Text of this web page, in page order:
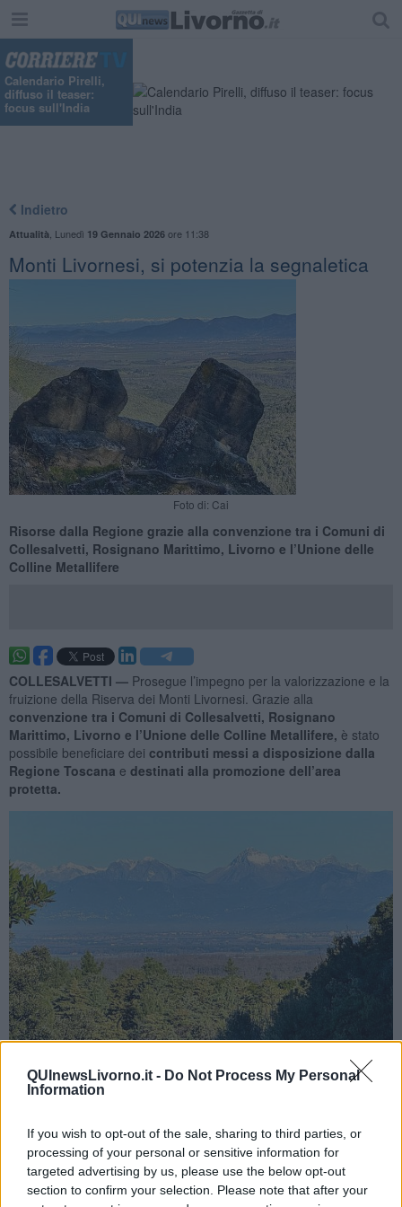
QUInewsLivorno.it - Do Not Process My Personal
Information
If you wish to opt-out of the sale, sharing to third parties, or
processing of your personal or sensitive information for
targeted advertising by us, please use the below opt-out
section to confirm your selection. Please note that after your
Calendario Pirelli,
diffuso il teaser:
focus sull'India
Indietro
Attualità Lunedì 19 Gennaio 2026ore 11:38
Monti Livornesi, si potenzia la segnaletica
Foto di: Cai
Risorse dalla Regione grazie alla convenzione tra i Comuni di
Collesalvetti, Rosignano Marittimo, Livorno e l’Unione delle
Colline Metallifere
COLLESALVETTI — Prosegue l’impegno per la valorizzazione e la
fruizione della Riserva dei Monti Livornesi. Grazie alla
convenzione tra i Comuni di Collesalvetti, Rosignano
Marittimo, Livorno e l’Unione delle Colline Metallifere, è stato
possibile beneficiare dei contributi messi a disposizione dalla
Regione Toscana e destinati alla promozione dell’area
protetta.
Dopo la redazione della cartografia ufficiale, i progetti didattici con
le scuole e l’installazione dei pannelli descrittivi agli ingressi della